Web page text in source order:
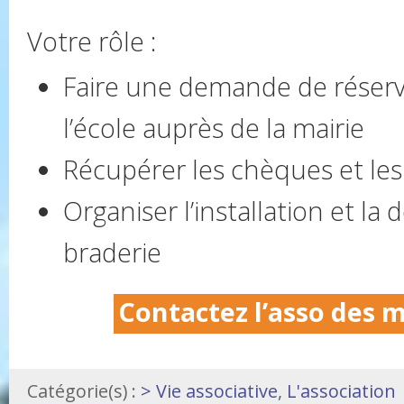
Votre rôle :
Faire une demande de
l’école auprès de la mairie
Récupérer les chèques et
Organiser l’installation et la
braderie
Contactez l’asso des
Catégorie(s) : > Vie associative, L'association